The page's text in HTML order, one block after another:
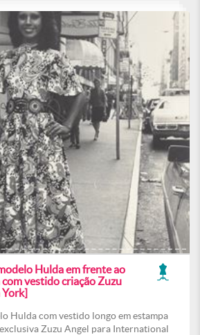
Hulda em frente ao
vestido criação Zuzu
York]
Hulda com vestido longo em estampa
Zuzu Angel para International